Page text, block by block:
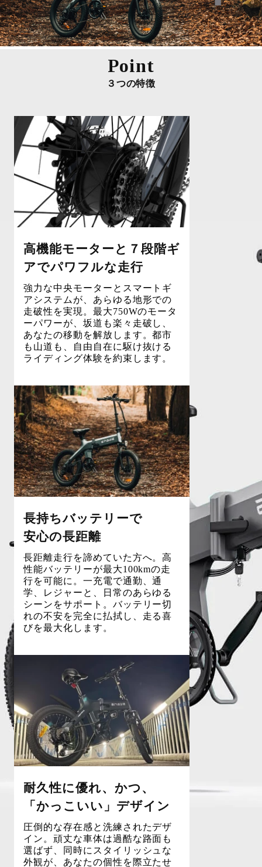
Point
３つの特徴
高機能モーターと７段階ギ
アでパワフルな走行
強力な中央モーターとスマートギ
アシステムが、あらゆる地形での
走破性を実現。最大750Wのモータ
ーパワーが、坂道も楽々走破し、
あなたの移動を解放します。都市
も山道も、自由自在に駆け抜ける
ライディング体験を約束します。
長持ちバッテリーで
安心の長距離
長距離走行を諦めていた方へ。高
性能バッテリーが最大100kmの走
行を可能に。一充電で通勤、通
学、レジャーと、日常のあらゆる
シーンをサポート。バッテリー切
れの不安を完全に払拭し、走る喜
びを最大化します。
耐久性に優れ、かつ、
「かっこいい」デザイン
圧倒的な存在感と洗練されたデザ
イン。頑丈な車体は過酷な路面も
選ばず、同時にスタイリッシュな
外観が、あなたの個性を際立たせ